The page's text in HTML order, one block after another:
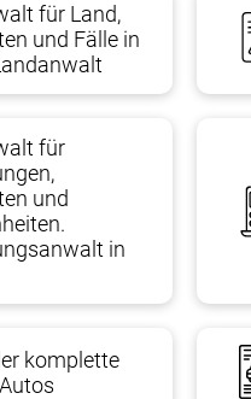
für Land,
und Fälle in
für
und
in
komplette